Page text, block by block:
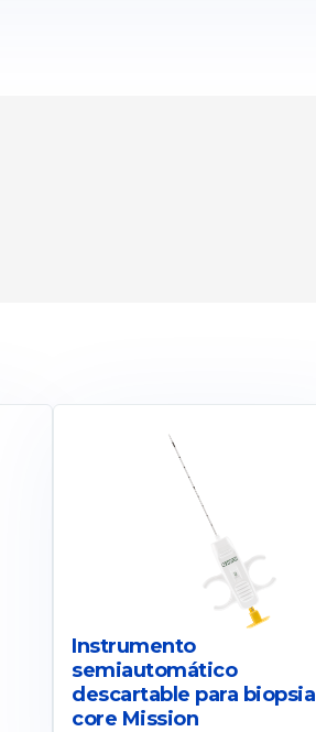
Instrumento
semiautomático
descartable para biopsia
core Mission